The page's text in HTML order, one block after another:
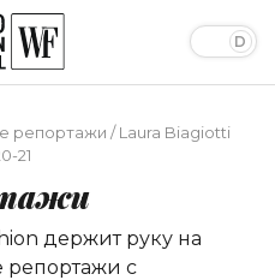
репортажи /Laura Biagiotti
21
держит руку на
репортажи с